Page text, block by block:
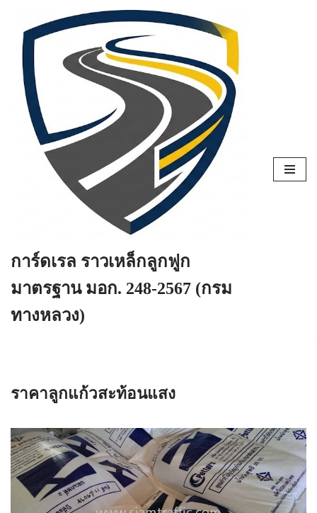
Skip
content
การ์ดเรล ราวเหล็กลูกฟูก
มาตรฐาน มอก. 248-2567 (กรม
ทางหลวง)
ราคาลูกแก้วสะท้อนแสง